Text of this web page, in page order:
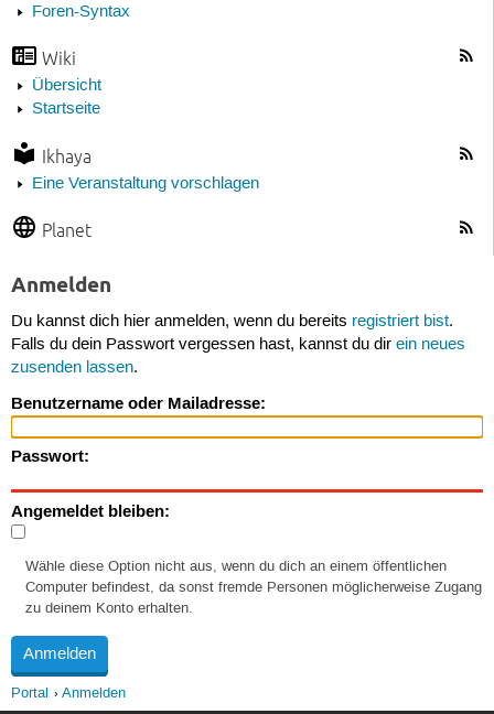
Foren-Syntax
Wiki
Übersicht
Startseite
Ikhaya
Eine Veranstaltung vorschlagen
Planet
Anmelden
Du kannst dich hier anmelden, wenn du bereits registriert bist.
Falls du dein Passwort vergessen hast, kannst du dir ein neues
zusenden lassen.
Benutzername oder Mailadresse:
Passwort:
Angemeldet bleiben:
Wähle diese Option nicht aus, wenn du dich an einem öffentlichen
Computer befindest, da sonst fremde Personen möglicherweise Zugang
zu deinem Konto erhalten.
Portal Anmelden